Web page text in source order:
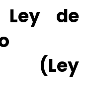
de
(Ley